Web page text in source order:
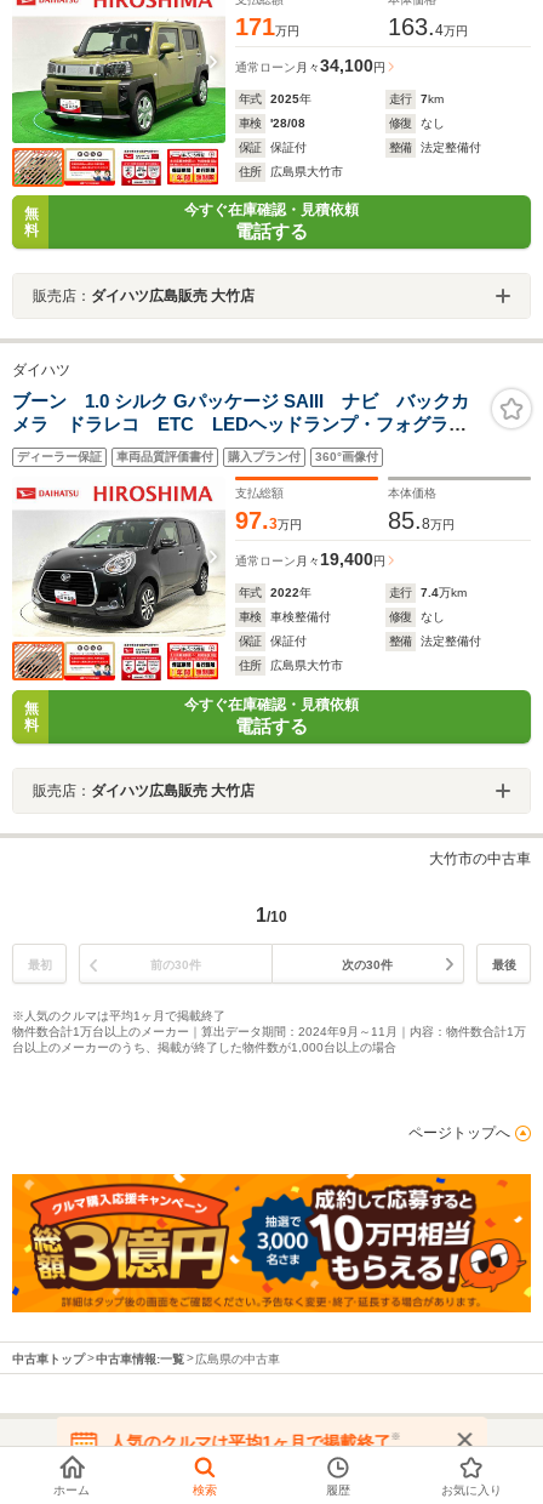
171万円 163.4万円
通常ローン 月々34,100円
年式 2025年 走行 7km
車検
'28/08 修復
なし
保証
保証付 整備
法定整備付
住所
広島県大竹市
無
料
今すぐ在庫確認・見積依頼
電話する
販売店： ダイハツ広島販売 大竹店
ダイハツ
ブーン 1.0 シルク Gパッケージ SAIII ナビ バックカ
メラ ドラレコ ETC LEDヘッドランプ・フォグラン
プ オートライト プッシュボタンスタート セキュリ
ティアラーム コーナーセンサー 14インチアルミホイ
ール 電動格納ドアミラー
ディーラー保証 車両品質評価書付 購入プラン付 360°画像付
支払総額
97.3万円
本体価格
85.8万円
通常ローン 月々19,400円
年式 2022年 走行 7.4万km
車検
車検整備付 修復
なし
保証
保証付 整備
法定整備付
住所
広島県大竹市
無
料
今すぐ在庫確認・見積依頼
電話する
販売店： ダイハツ広島販売 大竹店
大竹市の中古車
1/10
最初 前の30件 次の30件 最後
※人気のクルマは平均1ヶ月で掲載終了
物件数合計1万台以上のメーカー｜算出データ期間：2024年9月～11月｜内容：物件数合計1万
台以上のメーカーのうち、掲載が終了した物件数が1,000台以上の場合
ページトップへ
中古車トップ 中古車情報:一覧 広島県の中古車
都道府県から中古車を探す
人気のクルマは平均1ヶ月で掲載終了※
在庫が無くなる前にお問い合わせください
ホーム 検索 履歴 お気に入り